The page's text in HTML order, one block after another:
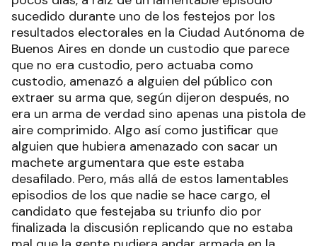
sucedido durante uno de los festejos por los
resultados electorales en la Ciudad Autónoma de
Buenos Aires en donde un custodio que parece
que no era custodio, pero actuaba como
custodio, amenazó a alguien del público con
extraer su arma que, según dijeron después, no
era un arma de verdad sino apenas una pistola de
aire comprimido. Algo así como justificar que
alguien que hubiera amenazado con sacar un
machete argumentara que este estaba
desafilado. Pero, más allá de estos lamentables
episodios de los que nadie se hace cargo, el
candidato que festejaba su triunfo dio por
finalizada la discusión replicando que no estaba